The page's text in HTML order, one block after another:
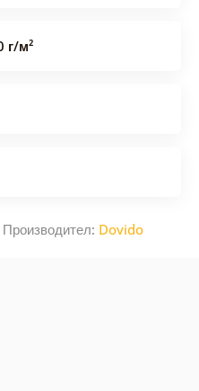
г/м²
Dovido